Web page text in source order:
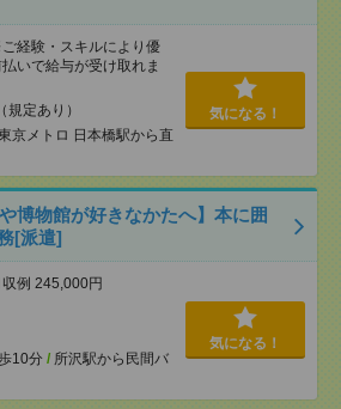
経験・スキルにより優
いで給与が受け取れま
定あり）
京メトロ 日本橋駅から直
気になる！
博物館が好きなかたへ】本に囲
[派遣]
例 245,000円
10分 / 所沢駅から民間バ
気になる！